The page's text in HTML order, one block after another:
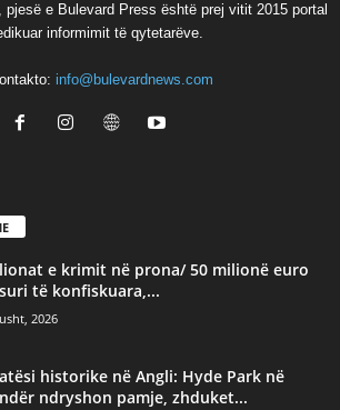
pjesë e Bulevard Press është prej vitit 2015 portal
informimit të qytetarëve.
info@bulevardnews.com
e krimit në prona/ 50 milionë euro
të konfiskuara,...
2026
historike në Angli: Hyde Park në
ndryshon pamje, zhduket...